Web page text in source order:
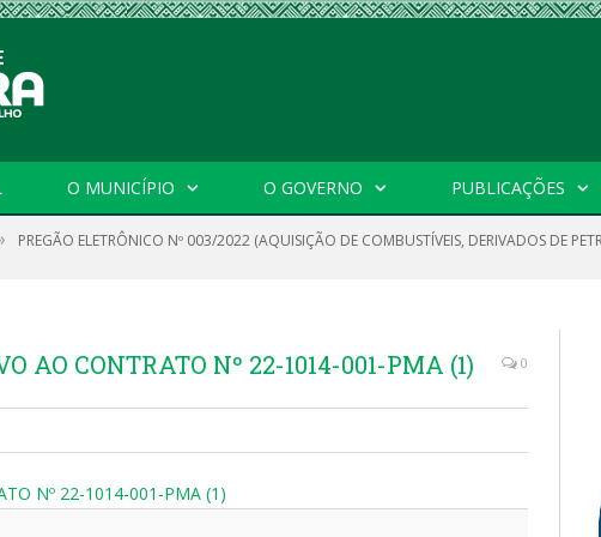
O MUNICÍPIO O GOVERNO PUBLICAÇÕES
PREGÃO ELETRÔNICO Nº 003/2022 (AQUISIÇÃO DE COMBUSTÍVEIS, DERIVADOS DE
AO CONTRATO Nº 22-1014-001-PMA (1) 0
Nº 22-1014-001-PMA (1)